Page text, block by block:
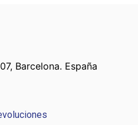
Barcelona. España